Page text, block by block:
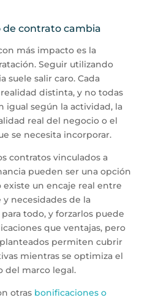
de contrato cambia
más impacto es la
Seguir utilizando
suele salir caro. Cada
distinta, y no todas
igual según la actividad, la
real del negocio o el
se necesita incorporar.
contratos vinculados a
pueden ser una opción
un encaje real entre
necesidades de la
todo, y forzarlos puede
que ventajas, pero
permiten cubrir
mientras se optimiza el
del marco legal.
otras bonificaciones o